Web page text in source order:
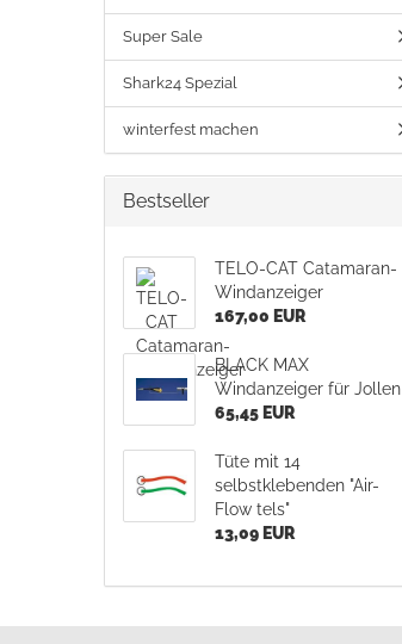
Super Sale
Shark24 Spezial
winterfest machen
Bestseller
TELO-CAT Catamaran-
Windanzeiger
167,00 EUR
BLACK MAX
Windanzeiger für Jollen
65,45 EUR
Tüte mit 14
selbstklebenden "Air-
Flow tels"
13,09 EUR